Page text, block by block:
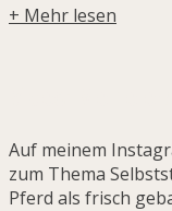
+ Mehr lesen
Auf meinem
zum Thema
Pferd als frisch